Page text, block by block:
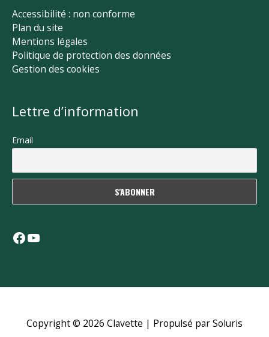
Accessibilité : non conforme
Plan du site
Mentions légales
Politique de protection des données
Gestion des cookies
Lettre d’information
Email
Facebook
YouTube
Copyright © 2026 Clavette | Propulsé par Soluris